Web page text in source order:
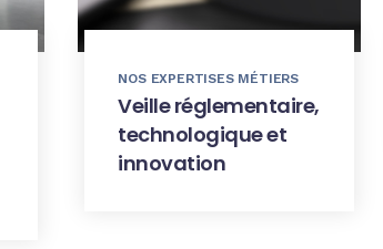
NOS EXPERTISES MÉTIERS
Veille réglementaire,
technologique et
innovation